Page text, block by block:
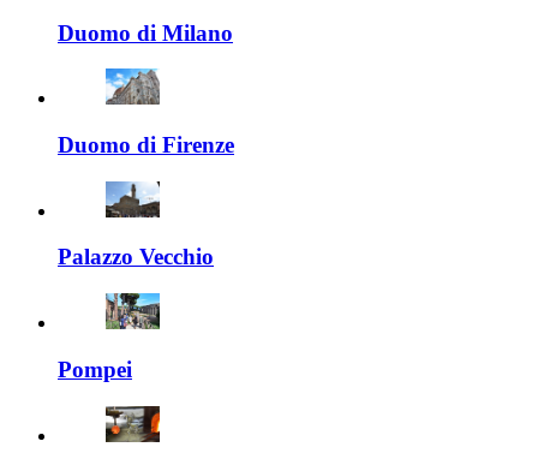
Duomo di Milano
Duomo di Firenze
Palazzo Vecchio
Pompei